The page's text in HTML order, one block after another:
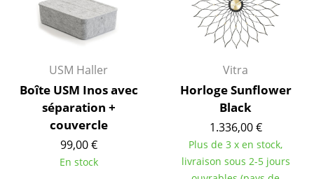
... voir toutes les tables
Rangements
Étagères & Armoires
Bibliothèques
Étagères murales
Buffets & Commodes
USM Haller
Boîte USM Inos avec
séparation +
couvercle
99,00 €
En stock
Vitra
Horloge Sunflower
Black
1.336,00 €
Plus de 3 x en stock,
livraison sous 2-5 jours